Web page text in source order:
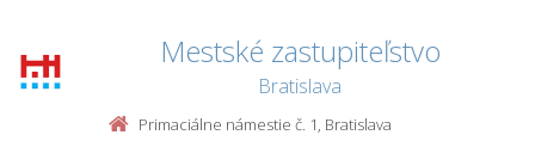
Mestské zastupiteľstvo
Bratislava
Primaciálne námestie č. 1, Bratislava